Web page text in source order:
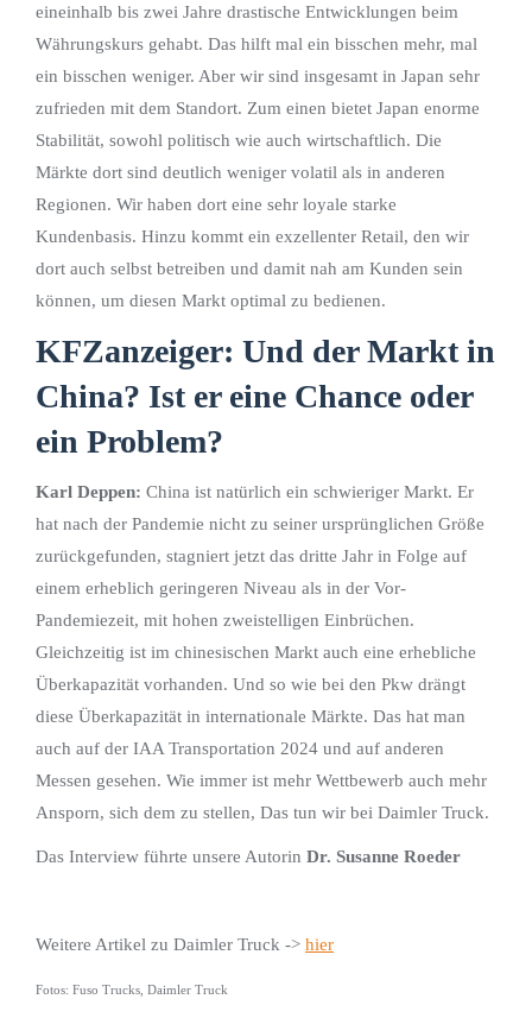
eineinhalb bis zwei Jahre drastische Entwicklungen beim
Währungskurs gehabt. Das hilft mal ein bisschen mehr, mal
ein bisschen weniger. Aber wir sind insgesamt in Japan sehr
zufrieden mit dem Standort. Zum einen bietet Japan enorme
Stabilität, sowohl politisch wie auch wirtschaftlich. Die
Märkte dort sind deutlich weniger volatil als in anderen
Regionen. Wir haben dort eine sehr loyale starke
Kundenbasis. Hinzu kommt ein exzellenter Retail, den wir
dort auch selbst betreiben und damit nah am Kunden sein
können, um diesen Markt optimal zu bedienen.
KFZanzeiger: Und der Markt in
China? Ist er eine Chance oder
ein Problem?
Karl Deppen: China ist natürlich ein schwieriger Markt. Er
hat nach der Pandemie nicht zu seiner ursprünglichen Größe
zurückgefunden, stagniert jetzt das dritte Jahr in Folge auf
einem erheblich geringeren Niveau als in der Vor-
Pandemiezeit, mit hohen zweistelligen Einbrüchen.
Gleichzeitig ist im chinesischen Markt auch eine erhebliche
Überkapazität vorhanden. Und so wie bei den Pkw drängt
diese Überkapazität in internationale Märkte. Das hat man
auch auf der IAA Transportation 2024 und auf anderen
Messen gesehen. Wie immer ist mehr Wettbewerb auch mehr
Ansporn, sich dem zu stellen, Das tun wir bei Daimler Truck.
Das Interview führte unsere Autorin Dr. Susanne Roeder
Weitere Artikel zu Daimler Truck -> hier
Fotos: Fuso Trucks, Daimler Truck